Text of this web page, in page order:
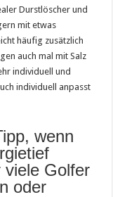
Durstlöscher und
mit etwas
häufig zusätzlich
auch mal mit Salz
individuell und
individuell anpasst
wenn
viele Golfer
oder